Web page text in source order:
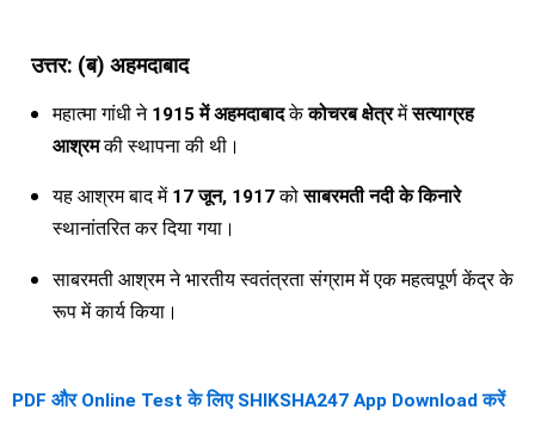
उत्तर: (ब) अहमदाबाद
महात्मा गांधी ने 1915 में अहमदाबादकेकोचरब क्षेत्रमेंसत्याग्रह
आश्रमकी स्थापना की थी।
यह आश्रम बाद में 17 जून, 1917कोसाबरमती नदी के किनारे
स्थानांतरित कर दिया गया।
साबरमती आश्रम ने भारतीय स्वतंत्रता संग्राम में एक महत्वपूर्ण केंद्र के
रूप में कार्य किया।
PDF और Online Test के लिए SHIKSHA247 App Download करें